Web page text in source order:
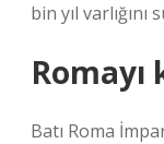
bin yıl varlığını
Romayı
Batı Roma